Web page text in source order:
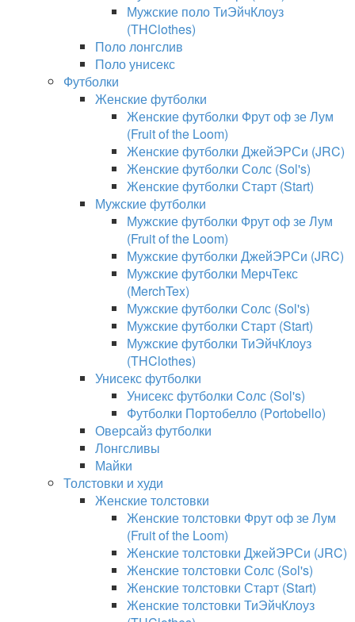
Мужские поло ТиЭйчКлоуз
(THClothes)
Поло лонгслив
Поло унисекс
Футболки
Женские футболки
Женские футболки Фрут оф зе Лум
(Fruit of the Loom)
Женские футболки ДжейЭРСи (JRC)
Женские футболки Солс (Sol's)
Женские футболки Старт (Start)
Мужские футболки
Мужские футболки Фрут оф зе Лум
(Fruit of the Loom)
Мужские футболки ДжейЭРСи (JRC)
Мужские футболки МерчТекс
(MerchTex)
Мужские футболки Солс (Sol's)
Мужские футболки Старт (Start)
Мужские футболки ТиЭйчКлоуз
(THClothes)
Унисекс футболки
Унисекс футболки Солс (Sol's)
Футболки Портобелло (Portobello)
Оверсайз футболки
Лонгсливы
Майки
Толстовки и худи
Женские толстовки
Женские толстовки Фрут оф зе Лум
(Fruit of the Loom)
Женские толстовки ДжейЭРСи (JRC)
Женские толстовки Солс (Sol's)
Женские толстовки Старт (Start)
Женские толстовки ТиЭйчКлоуз